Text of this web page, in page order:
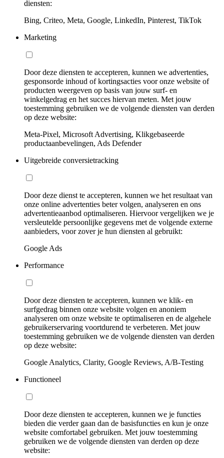
diensten:
Bing, Criteo, Meta, Google, LinkedIn, Pinterest, TikTok
Marketing
Door deze diensten te accepteren, kunnen we advertenties,
gesponsorde inhoud of kortingsacties voor onze website of
producten weergeven op basis van jouw surf- en
winkelgedrag en het succes hiervan meten. Met jouw
toestemming gebruiken we de volgende diensten van derden
op deze website:
Meta-Pixel, Microsoft Advertising, Klikgebaseerde
productaanbevelingen, Ads Defender
Uitgebreide conversietracking
Door deze dienst te accepteren, kunnen we het resultaat van
onze online advertenties beter volgen, analyseren en ons
advertentieaanbod optimaliseren. Hiervoor vergelijken we je
versleutelde persoonlijke gegevens met de volgende externe
aanbieders, voor zover je hun diensten al gebruikt:
Google Ads
Performance
Door deze diensten te accepteren, kunnen we klik- en
surfgedrag binnen onze website volgen en anoniem
analyseren om onze website te optimaliseren en de algehele
gebruikerservaring voortdurend te verbeteren. Met jouw
toestemming gebruiken we de volgende diensten van derden
op deze website:
Google Analytics, Clarity, Google Reviews, A/B-Testing
Functioneel
Door deze diensten te accepteren, kunnen we je functies
bieden die verder gaan dan de basisfuncties en kun je onze
website comfortabel gebruiken. Met jouw toestemming
gebruiken we de volgende diensten van derden op deze
website: